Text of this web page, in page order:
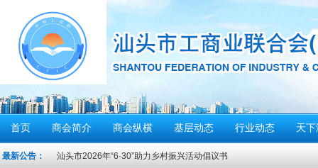
首页 商会简介 商会纵横 基层动态 行业动态 天
最新公告： 【人民防空宣传周】如何辨别防空警报？我们应该...